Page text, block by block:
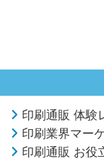
印刷通販 体験
印刷業界マー
印刷通販 お役